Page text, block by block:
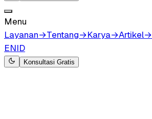
Menu
Layanan→Tentang→Karya→Artikel→
ENID
Konsultasi Gratis